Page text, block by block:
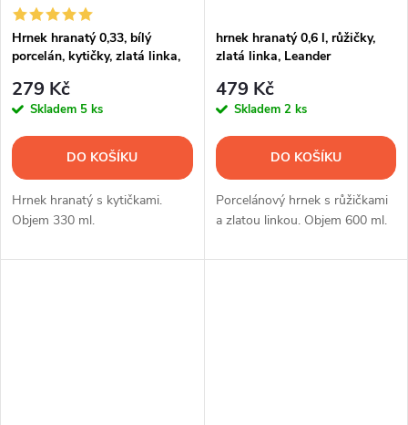
Hrnek hranatý 0,33, bílý
porcelán, kytičky, zlatá linka,
279 Kč
Skladem 5 ks
DO KOŠÍKU
Hrnek hranatý s kytičkami.
Objem 330 ml.
hrnek hranatý 0,6 l, růžičky,
zlatá linka, Leander
479 Kč
Skladem 2 ks
DO KOŠÍKU
Porcelánový hrnek s růžičkami
a zlatou linkou. Objem 600 ml.